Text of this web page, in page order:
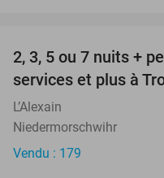
2, 3, 5 ou 7 nuits +
services et plus à
L’Alexain
Niedermorschwihr
Vendu : 179